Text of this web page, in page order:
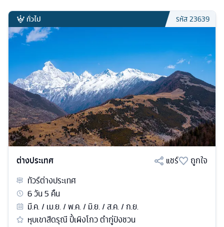
ทั่วไป รหัส23639
ต่างประเทศ แชร์
ถูกใจ
ทัวร์ต่างประเทศ
6วัน5 คืน
มี.ค. / เม.ย. / พ.ค. / มิ.ย. / ส.ค. / ก.ย.
หุบเขาสีดรุณี ปี้เผิงโกว ต๋ากู่ปิงชวน